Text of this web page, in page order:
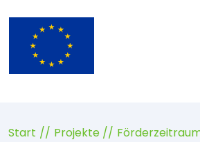
Start Projekte